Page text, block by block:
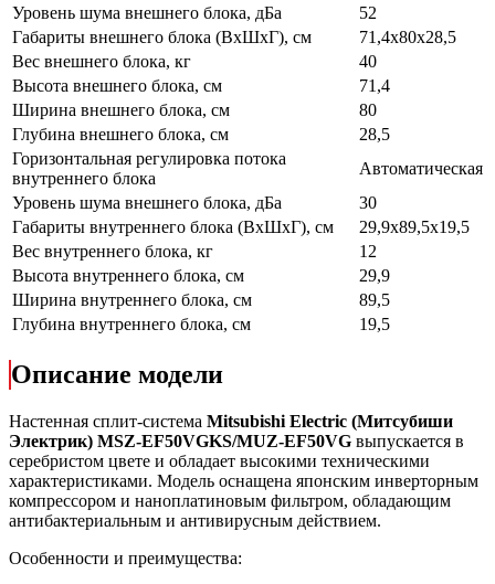
Уровень шума внешнего блока, дБа
52
Габариты внешнего блока (ВхШхГ), см
71,4х80х28,5
Вес внешнего блока, кг
40
Высота внешнего блока, см
71,4
Ширина внешнего блока, см
80
Глубина внешнего блока, см
28,5
Горизонтальная регулировка потока
внутреннего блока
Автоматическая
Уровень шума внешнего блока, дБа
30
Габариты внутреннего блока (ВхШхГ), см
29,9х89,5x19,5
Вес внутреннего блока, кг
12
Высота внутреннего блока, см
29,9
Ширина внутреннего блока, см
89,5
Глубина внутреннего блока, см
19,5
Описание модели
Настенная сплит-система Mitsubishi Electric (Митсубиши
Электрик) MSZ-EF50VGKS/MUZ-EF50VG выпускается в
серебристом цвете и обладает высокими техническими
характеристиками. Модель оснащена японским инверторным
компрессором и наноплатиновым фильтром, обладающим
антибактериальным и антивирусным действием.
Особенности и преимущества: